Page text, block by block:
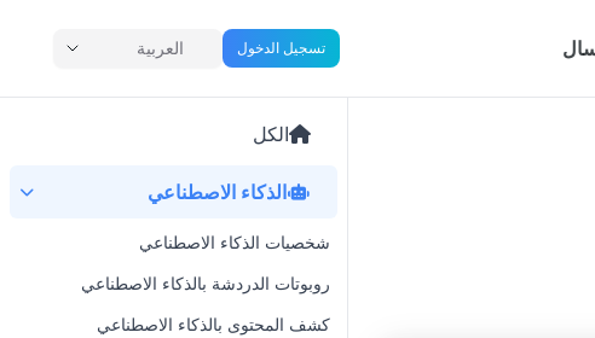
تسجيل الدخول العربية
الكل
الذكاء الاصطناعي
شخصيات الذكاء الاصطناعي
روبوتات الدردشة بالذكاء الاصطناعي
كشف المحتوى بالذكاء الاصطناعي